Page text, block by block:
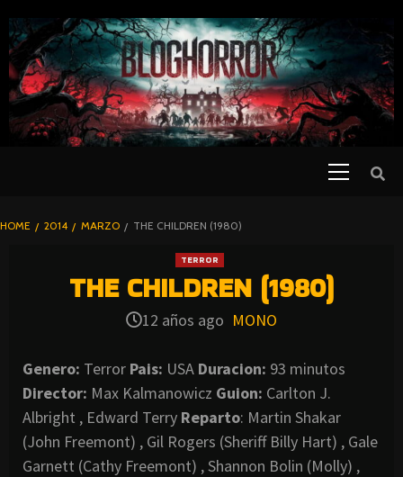
TO
CONTENT
BLOGHORROR
HOME 2014 MARZO THE CHILDREN (1980)
TERROR
THE CHILDREN (1980)
12 años ago MONO
Genero: Terror Pais: USA Duracion: 93 minutos
Director: Max Kalmanowicz Guion: Carlton J.
Albright , Edward Terry Reparto: Martin Shakar
(John Freemont) , Gil Rogers (Sheriff Billy Hart) , Gale
Garnett (Cathy Freemont) , Shannon Bolin (Molly) ,